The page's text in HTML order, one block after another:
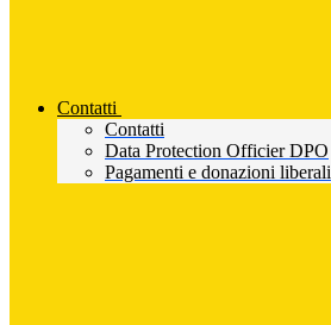
Contatti
Contatti
Data Protection Officier DPO
Pagamenti e donazioni liberali